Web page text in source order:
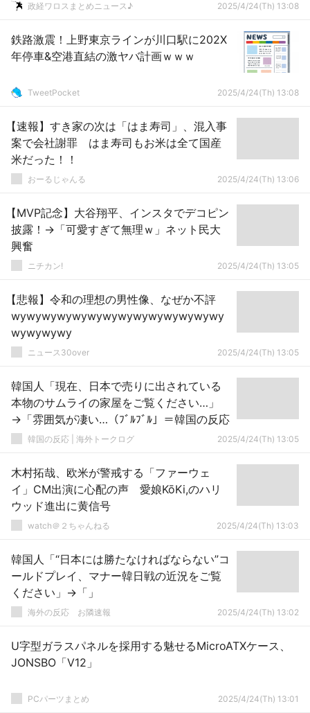
政経ワロスまとめニュース♪ 2025/4/24(Th) 13:08
鉄路激震！上野東京ラインが川口駅に202X
年停車&空港直結の激ヤバ計画ｗｗｗ
TweetPocket 2025/4/24(Th) 13:08
【速報】すき家の次は「はま寿司」、混入事
案で会社謝罪 はま寿司もお米は全て国産
米だった！！
おーるじゃんる 2025/4/24(Th) 13:06
【MVP記念】大谷翔平、インスタでデコピン
披露！→「可愛すぎて無理ｗ」ネット民大
興奮
ニチカン! 2025/4/24(Th) 13:05
【悲報】令和の理想の男性像、なぜか不評
wywywywywywywywywywywywywywy
wywywywy
ニュース30over 2025/4/24(Th) 13:05
韓国人「現在、日本で売りに出されている
本物のサムライの家屋をご覧ください…」
→「雰囲気が凄い…（ﾌﾞﾙﾌﾞﾙ」＝韓国の反応
韓国の反応 | 海外トークログ 2025/4/24(Th) 13:05
木村拓哉、欧米が警戒する「ファーウェ
イ」CM出演に心配の声 愛娘KōKi,のハリ
ウッド進出に黄信号
watch＠２ちゃんねる 2025/4/24(Th) 13:03
韓国人「“日本には勝たなければならない”コ
ールドプレイ、マナー韓日戦の近況をご覧
ください」→「」
海外の反応 お隣速報 2025/4/24(Th) 13:02
U字型ガラスパネルを採用する魅せるMicroATXケース、
JONSBO「V12」
PCパーツまとめ 2025/4/24(Th) 13:01